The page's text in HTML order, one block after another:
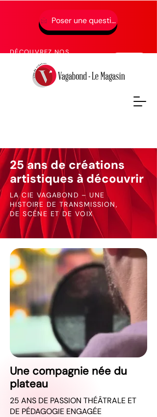
01 49 65 49 52
DÉCOUVREZ NOS
Poser une question
25 ans de créations
artistiques à découvrir
LA CIE VAGABOND – UNE
HISTOIRE DE TRANSMISSION,
DE SCÈNE ET DE VOIX
Une compagnie née du
plateau
25 ANS DE PASSION THÉÂTRALE ET
DE PÉDAGOGIE ENGAGÉE